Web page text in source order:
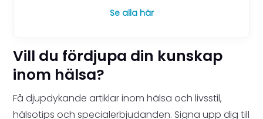
Se alla här
Vill du fördjupa din kunskap
inom hälsa?
Få djupdykande artiklar inom hälsa och livsstil,
hälsotips och specialerbjudanden. Signa upp dig till